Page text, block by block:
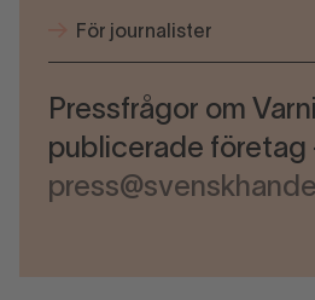
För journalister
Pressfrågor om
publicerade företag